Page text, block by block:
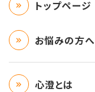
トップページ
お悩みの方へ
心澄とは